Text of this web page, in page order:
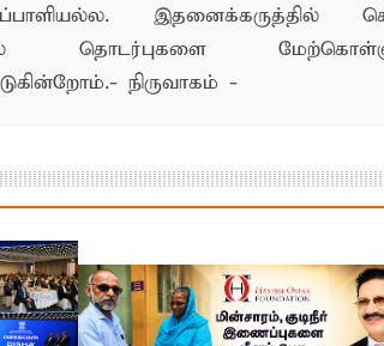
இதனைக்கருத்தில்
தொடர்புகளை
நிருவாகம் -